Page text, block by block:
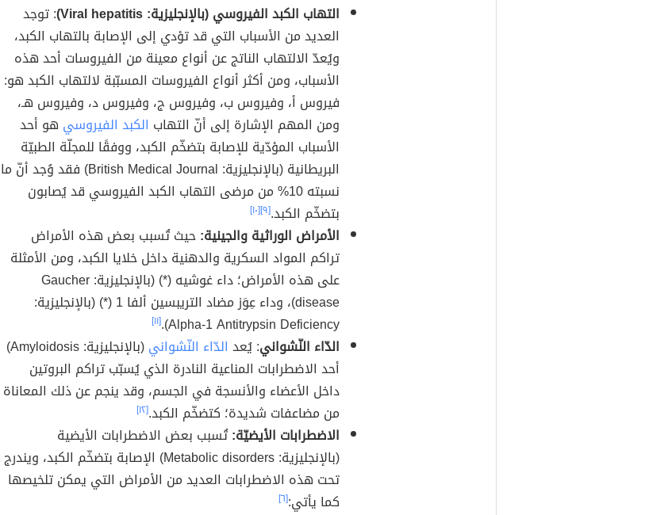
التهاب الكبد الفيروسي (بالإنجليزية: Viral hepatitis)
: توجد
العديد من الأسباب التي قد تؤدي إلى الإصابة بالتهاب الكبد،
ويُعدّ الالتهاب الناتج عن أنواع معينة من الفيروسات أحد هذه
الأسباب، ومن أكثر أنواع الفيروسات المسبّبة لالتهاب الكبد هو:
فيروس أ، وفيروس ب، وفيروس ج، وفيروس د، وفيروس هـ،
ومن المهم الإشارة إلى أنّ التهاب الكبد الفيروسي هو أحد
الأسباب المؤدّية للإصابة بتضخّم الكبد، ووفقًا للمجلّة الطبيّة
البريطانية (بالإنجليزية: British Medical Journal) فقد وُجد أنّ ما
نسبته 10% من مرضى التهاب الكبد الفيروسي قد يُصابون
بتضخّم الكبد.[٩] [١٠]
الأمراض الوراثية والجينية:حيث تُسبب بعض هذه الأمراض
تراكم المواد السكرية والدهنية داخل خلايا الكبد، ومن الأمثلة
على هذه الأمراض؛ داء غوشيه (*) (بالإنجليزية: Gaucher
disease)، وداء عِوَز مضاد التريبسين ألفا 1 (*) (بالإنجليزية:
Alpha-1 Antitrypsin Deficiency). [١١]
الدّاء النّشواني: يُعد الدّاء النّشواني
(بالإنجليزية: Amyloidosis)
أحد الاضطرابات المناعية النادرة الذي يُسبّب تراكم البروتين
داخل الأعضاء والأنسجة في الجسم، وقد ينجم عن ذلك المعاناة
من مضاعفات شديدة؛ كتضخّم الكبد.[١٢]
الاضطرابات الأيضيّة:تُسبب بعض الاضطرابات الأيضية
(بالإنجليزية: Metabolic disorders) الإصابة بتضخّم الكبد، ويندرج
تحت هذه الاضطرابات العديد من الأمراض التي يمكن تلخيصها
كما يأتي:[٦]